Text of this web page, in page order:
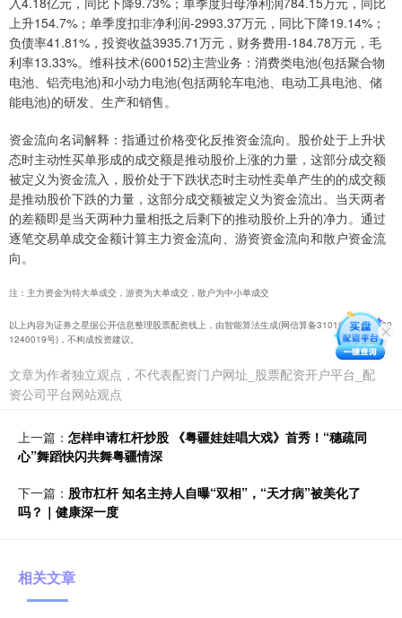
上升154.7%；单季度扣非净利润-2993.37万元，同比下降19.14%；
负债率41.81%，投资收益3935.71万元，财务费用-184.78万元，毛
利率13.33%。维科技术(600152)主营业务：消费类电池(包括聚合物
电池、铝壳电池)和小动力电池(包括两轮车电池、电动工具电池、储
能电池)的研发、生产和销售。
资金流向名词解释：指通过价格变化反推资金流向。股价处于上升状
态时主动性买单形成的成交额是推动股价上涨的力量，这部分成交额
被定义为资金流入，股价处于下跌状态时主动性卖单产生的的成交额
是推动股价下跌的力量，这部分成交额被定义为资金流出。当天两者
的差额即是当天两种力量相抵之后剩下的推动股价上升的净力。通过
逐笔交易单成交金额计算主力资金流向、游资资金流向和散户资金流
向。
注：主力资金为特大单成交，游资为大单成交，散户为中小单成交
以上内容为证券之星据公开信息整理股票配资线上，由智能算法生成(网信算备31010434571030
1240019号)，不构成投资建议。
文章为作者独立观点，不代表配资门户网址_股票配资开户平台_配
资公司平台网站观点
上一篇： 怎样申请杠杆炒股 《粤疆娃娃唱大戏》首秀！“穗疏同
心”舞蹈快闪共舞粤疆情深
下一篇： 股市杠杆 知名主持人自曝“双相”，“天才病”被美化了
吗？｜健康深一度
相关文章